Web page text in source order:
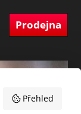
Prodejna
Přehled